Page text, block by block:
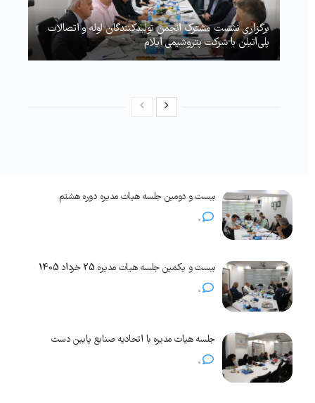
برگزاری نشست مشترک انجمن تولیدکنندگان لوله و اتصالات
پلی‌اتیلن با شرکت پتروشیمی ایلام
بیست و دومین جلسه هیات مدیره دوره هشتم
0
بیست و یکمین جلسه هیات مدیره 25 خرداد 1405
0
جلسه هیات مدیره با اتحادیه صنایع پایین دست
0